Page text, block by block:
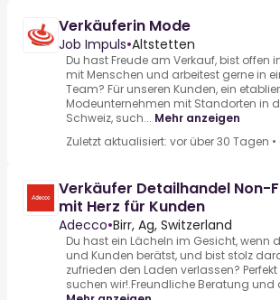
Verkäuferin Mode
Job Impuls•Altstetten
Du hast Freude am Verkauf, bist offen
mit Menschen und arbeitest gerne in
Team? Für unseren Kunden, ein
Modeunternehmen mit Standorten in
Schweiz, such... Mehr anzeigen
Zuletzt aktualisiert: vor über 30 Tagen •
Verkäufer Detailhandel Non-
mit Herz für Kunden
Adecco•Birr, Ag, Switzerland
Du hast ein Lächeln im Gesicht, wenn
und Kunden berätst, und bist stolz
zufrieden den Laden verlassen?
suchen wir!.Freundliche Beratung und